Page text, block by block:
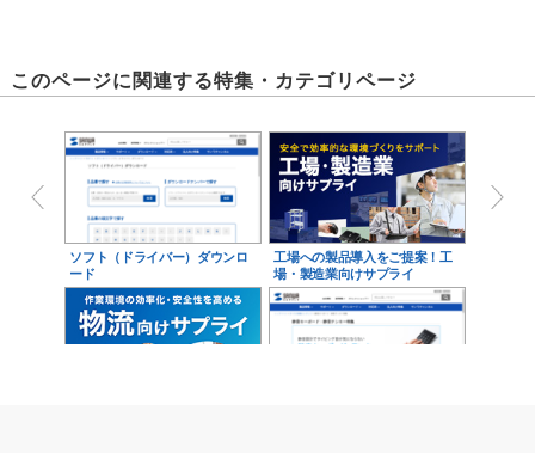
このページに関連する特集・カテゴリページ
ソフト（ドライバー）ダウンロ
ード
工場への製品導入をご提案！工
場・製造業向けサプライ